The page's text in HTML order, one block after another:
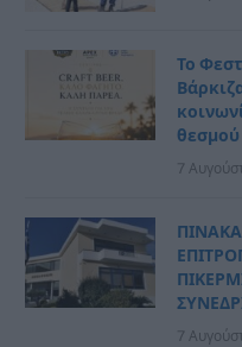
Το
θεσμού
7
7